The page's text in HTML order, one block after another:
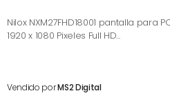
Nilox NXM27FHD18001 pantalla para
1920 x 1080 Pixeles Full HD...
Vendido porMS2 Digital